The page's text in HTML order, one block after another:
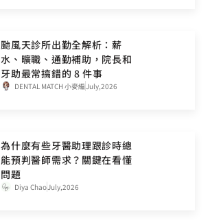
颱風天診所出勤全解析：薪
水、曠職、通勤補助，院長和
牙助最常搞錯的 8 件事
DENTAL MATCH 小麥編July,2026
為什麼有些牙醫助理跟診時總
能預判醫師需求？關鍵在看懂
問題
Diya ChaoJuly,2026